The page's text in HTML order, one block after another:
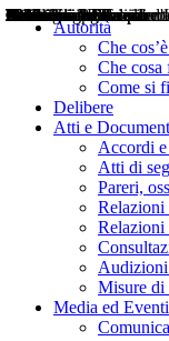
Autorità
Che
Che cosa
Come si
Delibere
Atti e
Accordi e
Atti di
Pareri,
Relazioni
Relazioni
Misure di
Media ed Eventi
Delibere
Pareri
Consultazioni
Audizioni
Atti di Segnalazione
Accordi e Protocolli
Relazioni annuali
Misure di regolazione
Notizie
Comunicati Stampa
Bollettini ART
Convegni ART
Interviste del
Articoli in primo piano
Interventi del
2004
2005
2010
2013
2014
2015
2016
2017
2018
2019
202
2020
2021
2022
2023
2024
2025
2026
Aereo
Marittimo
Terrestre